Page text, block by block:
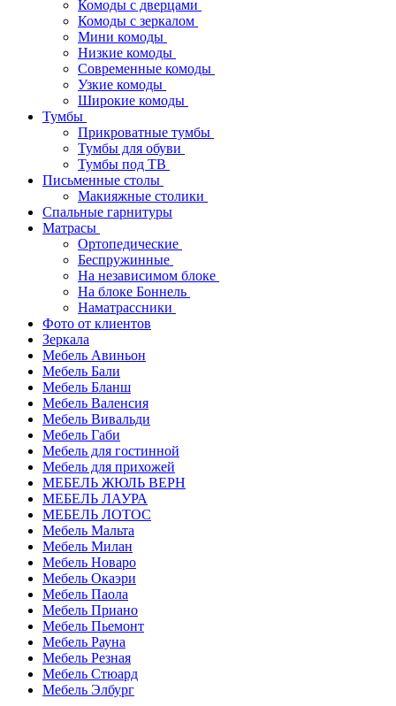
Комоды с дверцами
Комоды с зеркалом
Мини комоды
Низкие комоды
Современные комоды
Узкие комоды
Широкие комоды
Тумбы
Прикроватные тумбы
Тумбы для обуви
Тумбы под ТВ
Письменные столы
Макияжные столики
Спальные гарнитуры
Матрасы
Ортопедические
Беспружинные
На независимом блоке
На блоке Боннель
Наматрассники
Фото от клиентов
Зеркала
Мебель Авиньон
Мебель Бали
Мебель Бланш
Мебель Валенсия
Мебель Вивальди
Мебель Габи
Мебель для гостинной
Мебель для прихожей
МЕБЕЛЬ ЖЮЛЬ ВЕРН
МЕБЕЛЬ ЛАУРА
МЕБЕЛЬ ЛОТОС
Мебель Мальта
Мебель Милан
Мебель Новаро
Мебель Окаэри
Мебель Паола
Мебель Приано
Мебель Пьемонт
Мебель Рауна
Мебель Резная
Мебель Стюард
Мебель Элбург